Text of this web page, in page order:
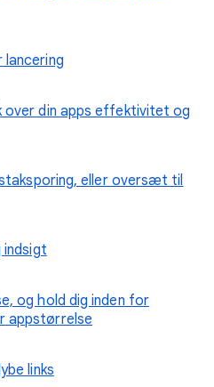
over din apps effektivitet og
eller oversæt til
og hold dig inden for
appstørrelse
links